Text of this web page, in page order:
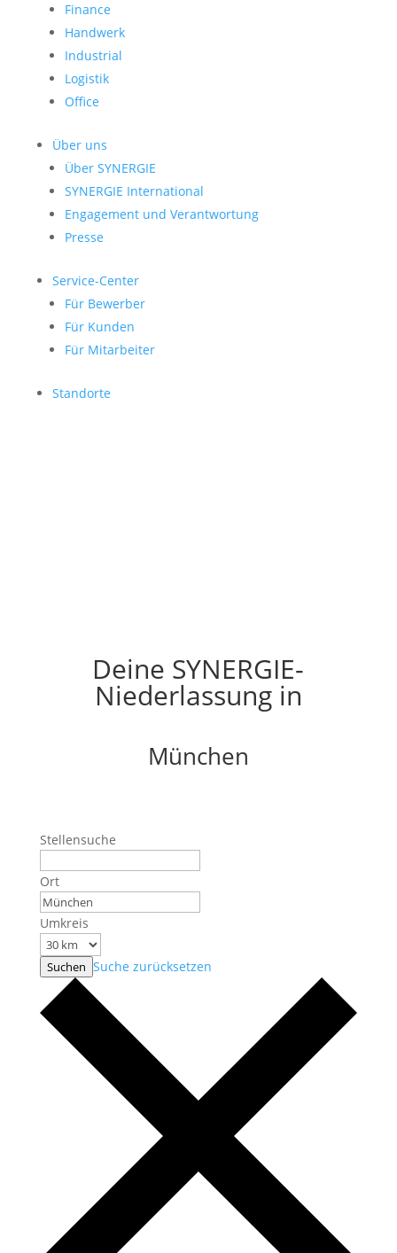
Finance
Handwerk
Industrial
Logistik
Office
Über uns
Über SYNERGIE
SYNERGIE International
Engage­ment und Verantwor­tung
Presse
Service-Center
Für Bewerber
Für Kunden
Für Mitarbeiter
Standorte
Deine SYNERGIE-
Niederlassung in
München
Stellensuche
Ort
Umkreis
Suchen Suche zurücksetzen